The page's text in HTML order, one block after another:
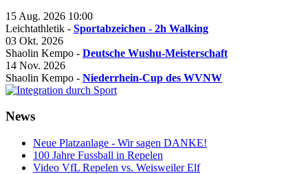
15 Aug. 2026 10:00
Leichtathletik - Sportabzeichen - 2h Walking
03 Okt. 2026
Shaolin Kempo - Deutsche Wushu-Meisterschaft
14 Nov. 2026
Shaolin Kempo - Niederrhein-Cup des WVNW
News
Neue Platzanlage - Wir sagen DANKE!
100 Jahre Fussball in Repelen
Video VfL Repelen vs. Weisweiler Elf